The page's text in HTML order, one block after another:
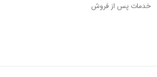
خدمات پس از فروش